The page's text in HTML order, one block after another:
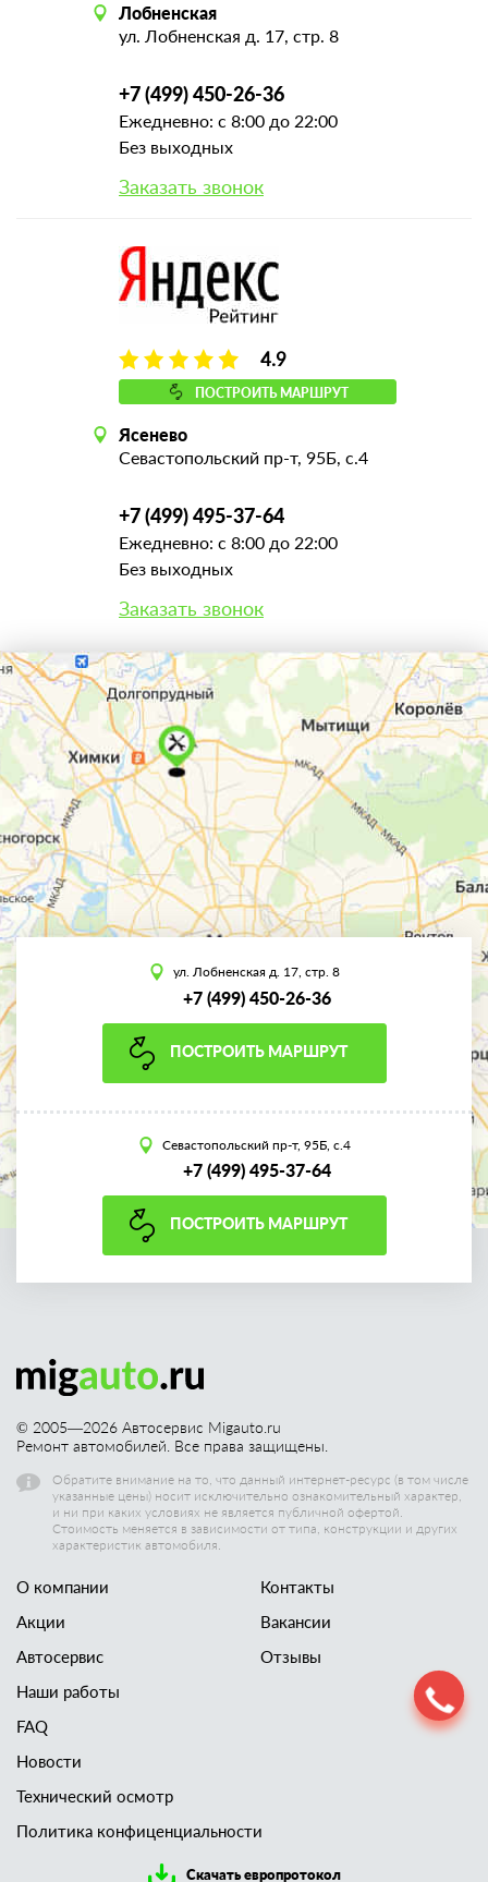
Лобненская
ул. Лобненская д. 17, стр. 8
+7 (499) 450-26-36
Ежедневно: с 8:00 до 22:00
Без выходных
Заказать звонок
4.9
ПОСТРОИТЬ МАРШРУТ
Ясенево
Севастопольский пр-т, 95Б, с.4
+7 (499) 495-37-64
Ежедневно: с 8:00 до 22:00
Без выходных
Заказать звонок
ул. Лобненская д. 17, стр. 8
+7 (499) 450-26-36
ПОСТРОИТЬ МАРШРУТ
Севастопольский пр-т, 95Б, с.4
+7 (499) 495-37-64
ПОСТРОИТЬ МАРШРУТ
© 2005—2026 Автосервис Migauto.ru
Ремонт автомобилей. Все права защищены.
Обратите внимание на то, что данный интернет-ресурс (в том числе
указанные цены) носит исключительно ознакомительный характер,
и ни при каких условиях не является публичной офертой.
Стоимость меняется в зависимости от типа, конструкции и других
характеристик автомобиля.
О компании
Акции
Автосервис
Наши работы
Контакты
Вакансии
Отзывы
FAQ
Новости
Технический осмотр
Политика конфиценциальности
Скачать европротокол